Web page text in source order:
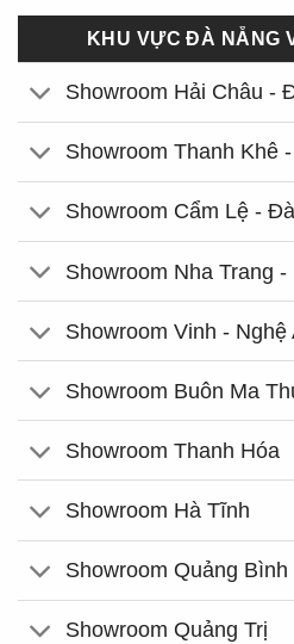
KHU VỰC ĐÀ NẴNG
Showroom Hải Châu -
Showroom Thanh Khê
Showroom Cẩm Lệ -
Showroom Nha Trang -
Showroom Vinh - Nghệ
Showroom Buôn Ma
Showroom Thanh Hóa
Showroom Hà Tĩnh
Showroom Quảng Bình
Showroom Quảng Trị